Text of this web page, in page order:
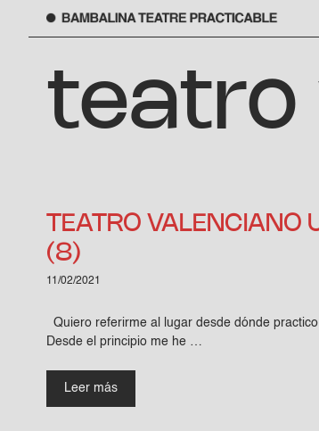
contenidoteatro
TEATRO
(8)
11/02/2021
Quiero referirme al lugar desde dónde
Desde el principio me he …
Leer más